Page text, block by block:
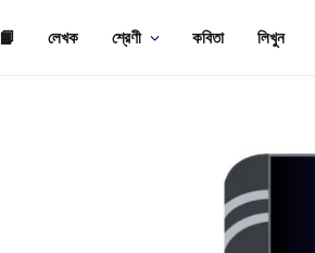
📙 লেখক শ্রেণী কবিতা লিখুন